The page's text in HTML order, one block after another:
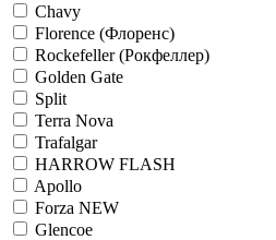
Chavy
Florence (Флоренс)
Rockefeller (Рокфеллер)
Golden Gate
Split
Terra Nova
Trafalgar
HARROW FLASH
Apollo
Forza NEW
Glencoe